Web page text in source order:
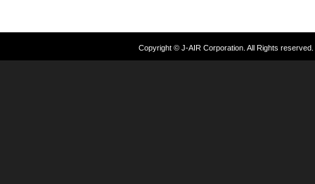
Copyright © J-AIR Corporation. All Rights reserved.